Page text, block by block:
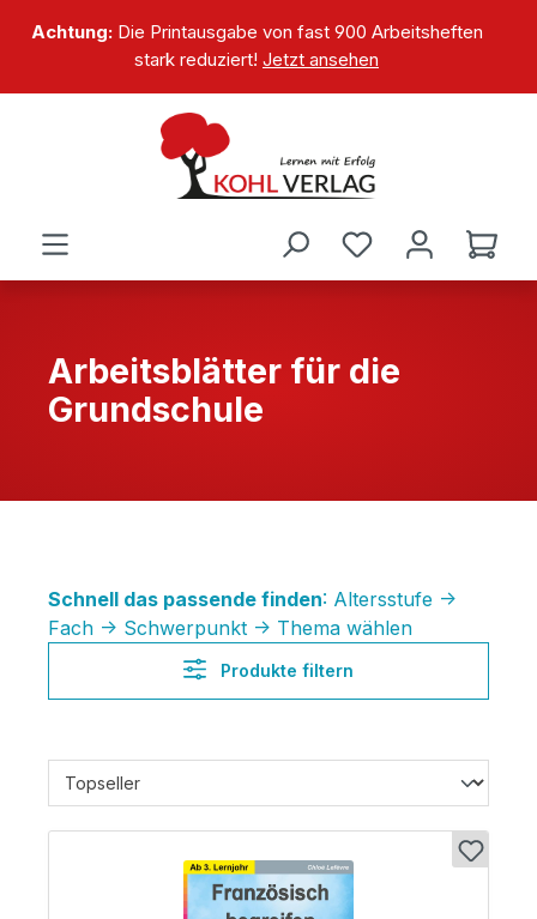
springen
Achtung:Die Printausgabe von fast 900 Arbeitsheften
stark reduziert! Jetzt ansehen
Arbeitsblätter für die
Grundschule
Schnell das passende finden: Altersstufe ->
Fach -> Schwerpunkt -> Thema wählen
Produkte filtern